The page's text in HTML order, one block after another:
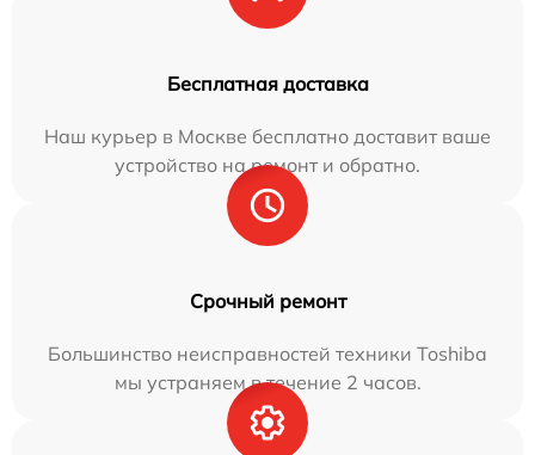
Бесплатная доставка
Наш курьер в Москве бесплатно доставит ваше
устройство на ремонт и обратно.
Срочный ремонт
Большинство неисправностей техники Toshiba
мы устраняем в течение 2 часов.